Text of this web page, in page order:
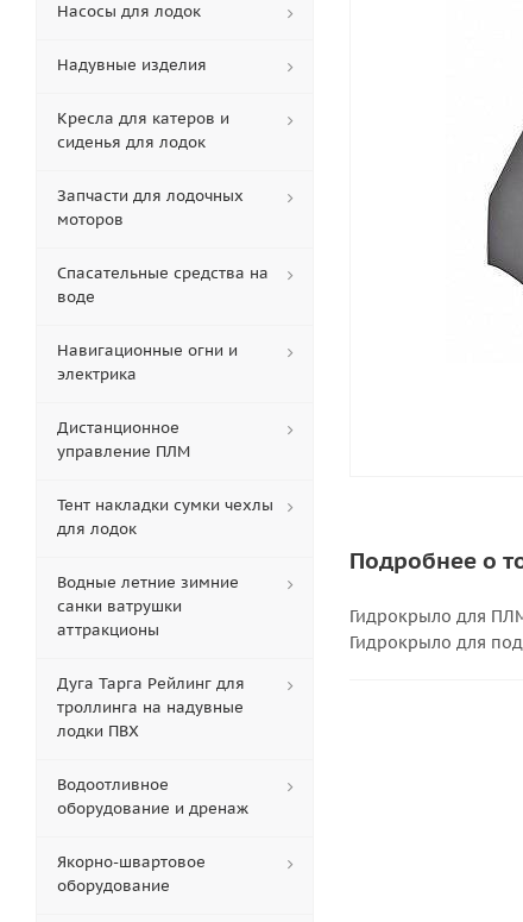
Подробнее о
Гидрокрыло для
Гидрокрыло для
Насосы для лодок
Надувные изделия
Кресла для катеров и
сиденья для лодок
Запчасти для лодочных
моторов
Спасательные средства на
воде
Навигационные огни и
электрика
Дистанционное
управление ПЛМ
Тент накладки сумки чехлы
для лодок
Водные летние зимние
санки ватрушки
аттракционы
Дуга Тарга Рейлинг для
троллинга на надувные
лодки ПВХ
Водоотливное
оборудование и дренаж
Якорно-швартовое
оборудование